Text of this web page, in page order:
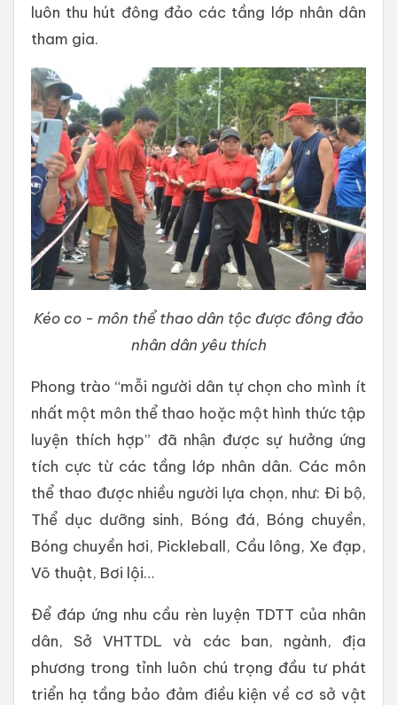
luôn thu hút đông đảo các tầng lớp nhân dân
tham gia.
Kéo co - môn thể thao dân tộc được đông đảo
nhân dân yêu thích
Phong trào “mỗi người dân tự chọn cho mình ít
nhất một môn thể thao hoặc một hình thức tập
luyện thích hợp” đã nhận được sự hưởng ứng
tích cực từ các tầng lớp nhân dân. Các môn
thể thao được nhiều người lựa chọn, như: Đi bộ,
Thể dục dưỡng sinh, Bóng đá, Bóng chuyền,
Bóng chuyền hơi, Pickleball, Cầu lông, Xe đạp,
Võ thuật, Bơi lội…
Để đáp ứng nhu cầu rèn luyện TDTT của nhân
dân, Sở VHTTDL và các ban, ngành, địa
phương trong tỉnh luôn chú trọng đầu tư phát
triển hạ tầng bảo đảm điều kiện về cơ sở vật